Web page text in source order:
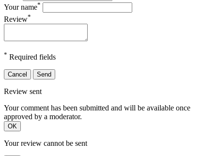
Your name*
Review*
* Required fields
Cancel Send
Review sent
Your comment has been submitted and will be available once
approved by a moderator.
OK
Your review cannot be sent